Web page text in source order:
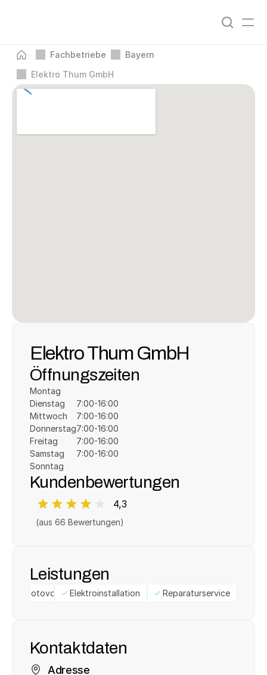
Fachbetriebe
Bayern
Elektro Thum GmbH
Elektro Thum GmbH
Öffnungszeiten
Montag
Dienstag
Mittwoch
Donnerstag
Freitag
Samstag
Sonntag
7:00-16:00
7:00-16:00
7:00-16:00
7:00-16:00
7:00-16:00
Kundenbewertungen
4,3
(aus 66 Bewertungen)
Leistungen
PhotovoltaikElektroinstallation Reparaturservice
Kontaktdaten
Adresse